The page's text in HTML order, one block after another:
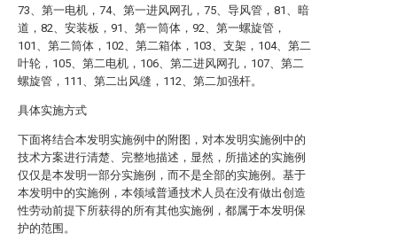
73、第一电机，74、第一进风网孔，75、导风管，81、暗
道，82、安装板，91、第一筒体，92、第一螺旋管，
101、第二筒体，102、第二箱体，103、支架，104、第二
叶轮，105、第二电机，106、第二进风网孔，107、第二
螺旋管，111、第二出风缝，112、第二加强杆。
具体实施方式
下面将结合本发明实施例中的附图，对本发明实施例中的
技术方案进行清楚、完整地描述，显然，所描述的实施例
仅仅是本发明一部分实施例，而不是全部的实施例。基于
本发明中的实施例，本领域普通技术人员在没有做出创造
性劳动前提下所获得的所有其他实施例，都属于本发明保
护的范围。